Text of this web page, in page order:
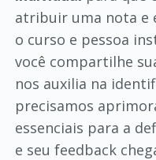
atribuir uma nota e
o curso e pessoa
você compartilhe
nos auxilia na
precisamos
essenciais para a
e seu feedback